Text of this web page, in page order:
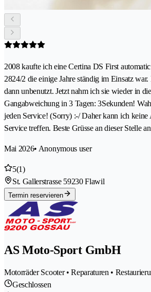
2008 kaufte ich eine Certina DS First
2824/2 die einige Jahre ständig im Einsatz war.
dann unbenutzt. Jetzt nahm ich sie wieder in
Gangabweichung in 3 Tagen: 3Sekunden!
jeden Service! (Sorry) :-/ Daher kann ich keine
Service treffen. Beste Grüsse an dieser Stelle
Mai 2026• Anonymous user
5(1)
St. Gallerstrasse 59230 Flawil
Termin reservieren
AS Moto-Sport GmbH
Motorräder Scooter • Reparaturen •
Geschlossen